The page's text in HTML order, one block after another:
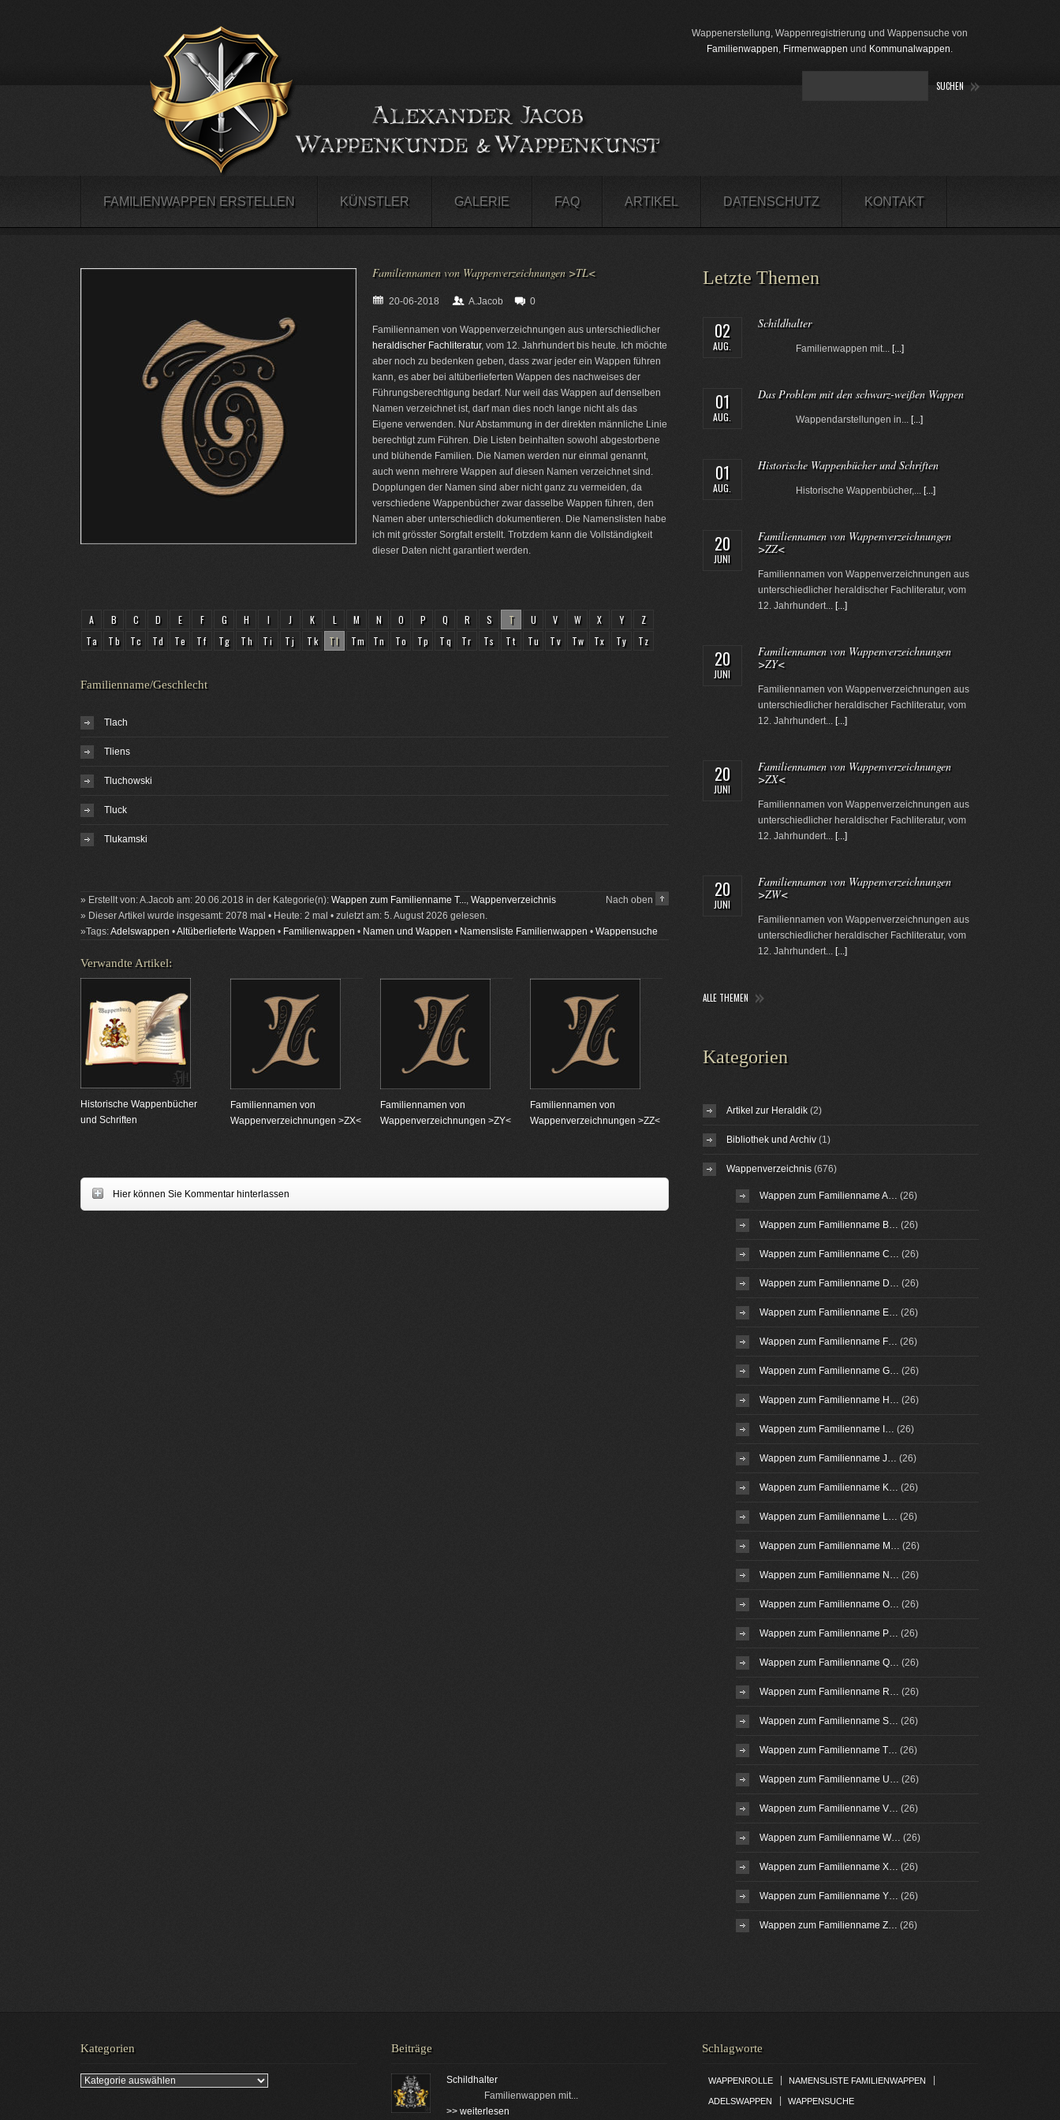
Wappenerstellung, Wappenregistrierung und Wappensuche von
Familienwappen, Firmenwappen und Kommunalwappen.
FAMILIENWAPPEN ERSTELLEN KÜNSTLER GALERIE FAQ ARTIKEL DATENSCHUTZ KONTAKT
Familiennamen von Wappenverzeichnungen >TL<
20-06-2018 A.Jacob 0
Familiennamen von Wappenverzeichnungen aus unterschiedlicher
heraldischer Fachliteratur, vom 12. Jahrhundert bis heute. Ich möchte
aber noch zu bedenken geben, dass zwar jeder ein Wappen führen
kann, es aber bei altüberlieferten Wappen des nachweises der
Führungsberechtigung bedarf. Nur weil das Wappen auf denselben
Namen verzeichnet ist, darf man dies noch lange nicht als das
Eigene verwenden. Nur Abstammung in der direkten männliche Linie
berechtigt zum Führen. Die Listen beinhalten sowohl abgestorbene
und blühende Familien. Die Namen werden nur einmal genannt,
auch wenn mehrere Wappen auf diesen Namen verzeichnet sind.
Dopplungen der Namen sind aber nicht ganz zu vermeiden, da
verschiedene Wappenbücher zwar dasselbe Wappen führen, den
Namen aber unterschiedlich dokumentieren. Die Namenslisten habe
ich mit grösster Sorgfalt erstellt. Trotzdem kann die Vollständigkeit
dieser Daten nicht garantiert werden.
A B C D E F G H I J K L M N O P Q R S T U V W X Y
Z
Ta
Tb Tc Td Te Tf Tg Th Ti Tj Tk Tl Tm Tn To Tp Tq Tr Ts Tt Tu Tv Tw Tx Ty Tz
Familienname/Geschlecht
Tlach
Tliens
Tluchowski
Tluck
Tlukamski
Nach oben
» Erstellt von: A.Jacob am: 20.06.2018 in der Kategorie(n): Wappen zum Familienname T..., Wappenverzeichnis
» Dieser Artikel wurde insgesamt: 2078 mal • Heute: 2 mal • zuletzt am: 5. August 2026 gelesen.
»Tags:Adelswappen •Altüberlieferte Wappen • Familienwappen • Namen und Wappen • Namensliste Familienwappen • Wappensuche
Verwandte Artikel:
Historische Wappenbücher
und Schriften
Familiennamen von
Wappenverzeichnungen >ZX<
Familiennamen von
Wappenverzeichnungen >ZY<
Familiennamen von
Wappenverzeichnungen >ZZ<
Hier können Sie Kommentar hinterlassen
Letzte Themen
02
AUG.
Schildhalter
Familienwappen mit... [...]
01
AUG.
Das Problem mit den schwarz-weißen Wappen
Wappendarstellungen in... [...]
01
AUG.
Historische Wappenbücher und Schriften
Historische Wappenbücher,... [...]
20
JUNI
Familiennamen von Wappenverzeichnungen
>ZZ<
Familiennamen von Wappenverzeichnungen aus
unterschiedlicher heraldischer Fachliteratur, vom
12. Jahrhundert... [...]
20
JUNI
Familiennamen von Wappenverzeichnungen
>ZY<
Familiennamen von Wappenverzeichnungen aus
unterschiedlicher heraldischer Fachliteratur, vom
12. Jahrhundert... [...]
20
JUNI
Familiennamen von Wappenverzeichnungen
>ZX<
Familiennamen von Wappenverzeichnungen aus
unterschiedlicher heraldischer Fachliteratur, vom
12. Jahrhundert... [...]
20
JUNI
Familiennamen von Wappenverzeichnungen
>ZW<
Familiennamen von Wappenverzeichnungen aus
unterschiedlicher heraldischer Fachliteratur, vom
12. Jahrhundert... [...]
ALLE THEMEN
Kategorien
Artikel zur Heraldik(2)
Bibliothek und Archiv(1)
Wappenverzeichnis(676)
Wappen zum Familienname A… (26)
Wappen zum Familienname B… (26)
Wappen zum Familienname C… (26)
Wappen zum Familienname D… (26)
Wappen zum Familienname E… (26)
Wappen zum Familienname F… (26)
Wappen zum Familienname G… (26)
Wappen zum Familienname H… (26)
Wappen zum Familienname I… (26)
Wappen zum Familienname J… (26)
Wappen zum Familienname K… (26)
Wappen zum Familienname L… (26)
Wappen zum Familienname M… (26)
Wappen zum Familienname N… (26)
Wappen zum Familienname O… (26)
Wappen zum Familienname P… (26)
Wappen zum Familienname Q… (26)
Wappen zum Familienname R… (26)
Wappen zum Familienname S… (26)
Wappen zum Familienname T… (26)
Wappen zum Familienname U… (26)
Wappen zum Familienname V… (26)
Wappen zum Familienname W… (26)
Wappen zum Familienname X… (26)
Wappen zum Familienname Y… (26)
Wappen zum Familienname Z… (26)
Kategorien
Kategorien
Beiträge
Schildhalter
Familienwappen mit...
>> weiterlesen
Schlagworte
WAPPENROLLE NAMENSLISTE FAMILIENWAPPEN
ADELSWAPPEN WAPPENSUCHE